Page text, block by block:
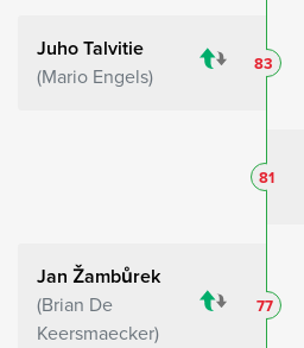
Juho Talvitie
Mario Engels
83
81
Jan Žambůrek
Brian De
Keersmaecker
77